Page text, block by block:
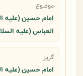
موضوع
امام حسین (علیه
العباس (علیه
گریز
امام حسین (علیه